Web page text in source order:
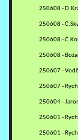
250608 -
250608 -
250608 -
250608 -
250607 -
250607 -
250604 -
250601 -
250601 -